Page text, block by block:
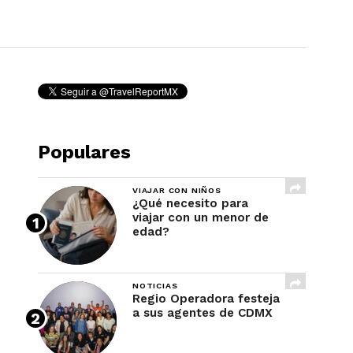
Populares
VIAJAR CON NIÑOS
¿Qué necesito para
viajar con un menor de
edad?
NOTICIAS
Regio Operadora festeja
a sus agentes de CDMX